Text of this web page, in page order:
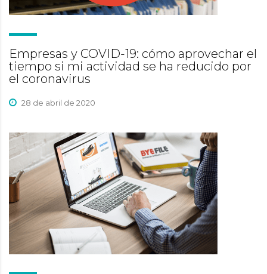
Empresas y COVID-19: cómo aprovechar el
tiempo si mi actividad se ha reducido por
el coronavirus
28 de abril de 2020